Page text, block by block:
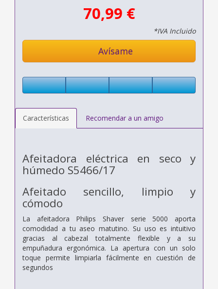
70,99 €
*IVA Incluido
Avísame
Características Recomendar a un amigo
Afeitadora eléctrica en seco y
húmedo S5466/17
Afeitado sencillo, limpio y
cómodo
La afeitadora Philips Shaver serie 5000 aporta
comodidad a tu aseo matutino. Su uso es intuitivo
gracias al cabezal totalmente flexible y a su
empuñadura ergonómica. La apertura con un solo
toque permite limpiarla fácilmente en cuestión de
segundos